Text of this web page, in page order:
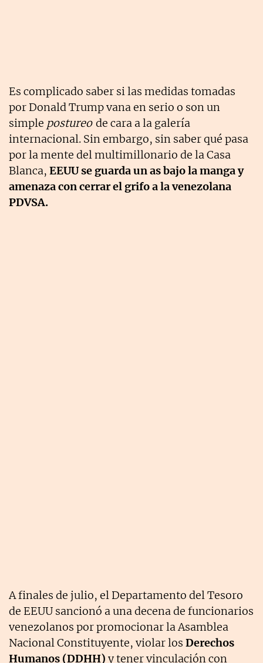
Es complicado saber si las medidas tomadas
por Donald Trump vana en serio o son un
simple postureo de cara a la galería
internacional. Sin embargo, sin saber qué pasa
por la mente del multimillonario de la Casa
Blanca, EEUU se guarda un as bajo la manga y
amenaza con cerrar el grifo a la venezolana
PDVSA.
A finales de julio, el Departamento del Tesoro
de EEUU sancionó a una decena de funcionarios
venezolanos por promocionar la Asamblea
Nacional Constituyente, violar los Derechos
Humanos (DDHH) y tener vinculación con